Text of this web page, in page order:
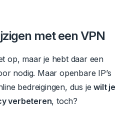
met een VPN
op, maar je hebt daar een
nodig. Maar openbare IP’s
bedreigingen, dus jewilt je
verbeteren, toch?